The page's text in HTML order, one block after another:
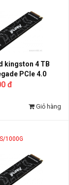
kingston 4 TB
PCIe 4.0
đ
Giỏ hàng
1000G